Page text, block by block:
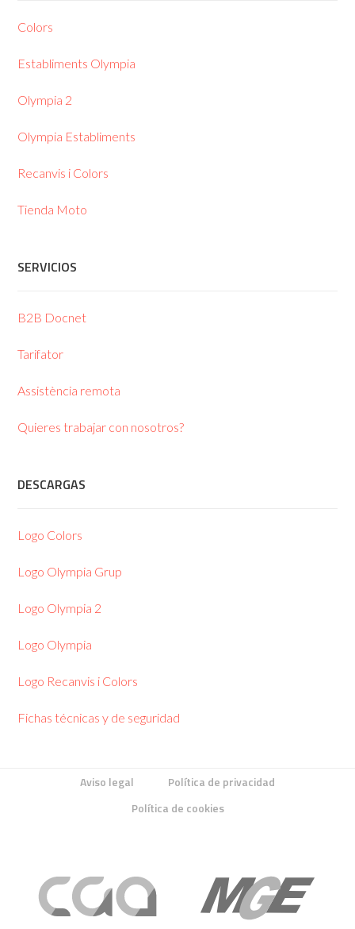
Colors
Establiments Olympia
Olympia 2
Olympia Establiments
Recanvis i Colors
Tienda Moto
SERVICIOS
B2B Docnet
Tarifator
Assistència remota
Quieres trabajar con nosotros?
DESCARGAS
Logo Colors
Logo Olympia Grup
Logo Olympia 2
Logo Olympia
Logo Recanvis i Colors
Fichas técnicas y de seguridad
Aviso legal
Política de privacidad
Política de cookies